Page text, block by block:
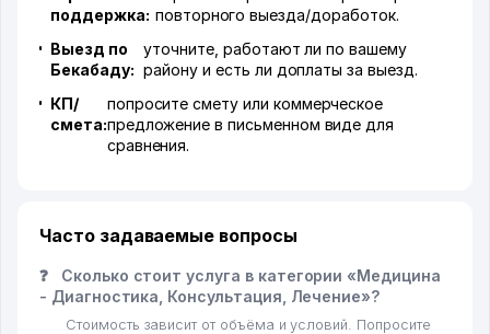
поддержка: повторного выезда/доработок.
Выезд по
Бекабаду:
уточните, работают ли по вашему
району и есть ли доплаты за выезд.
КП/
смета:
попросите смету или коммерческое
предложение в письменном виде для
сравнения.
Часто задаваемые вопросы
❓
Сколько стоит услуга в категории «Медицина
- Диагностика, Консультация, Лечение»?
Стоимость зависит от объёма и условий. Попросите